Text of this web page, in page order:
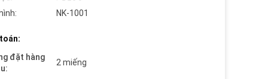
NK-1001
đặt hàng
2 miếng